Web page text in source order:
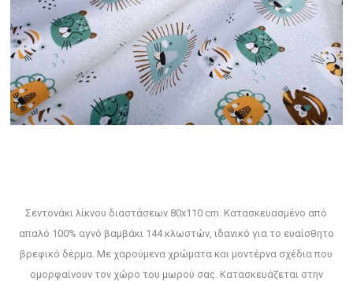
Σεντονάκι λίκνου διαστάσεων 80x110 cm. Κατασκευασμένο από
απαλό 100% αγνό βαμβάκι 144 κλωστών, ιδανικό για το ευαίσθητο
βρεφικό δέρμα. Με χαρούμενα χρώματα και μοντέρνα σχέδια που
ομορφαίνουν τον χώρο του μωρού σας. Κατασκευάζεται στην